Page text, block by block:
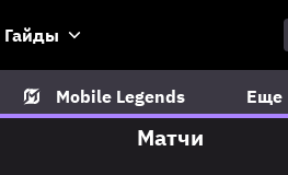
Гайды
Mobile Legends Еще
Матчи